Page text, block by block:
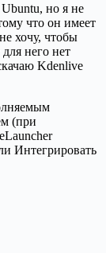
но я не
что он имеет
хочу, чтобы
него нет
Kdenlive
(при
Интегрировать